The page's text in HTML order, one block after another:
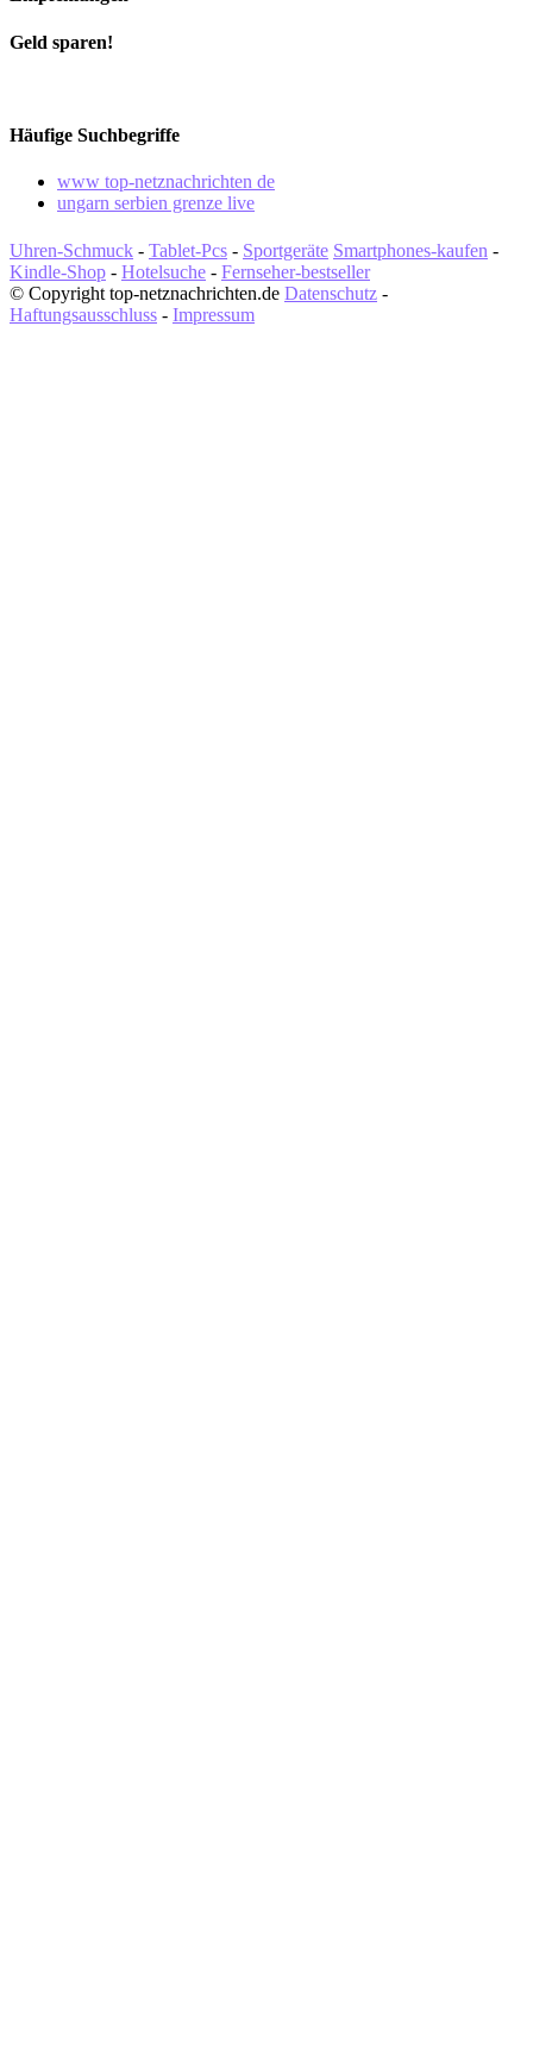
Geld sparen!
Häufige Suchbegriffe
www top-netznachrichten de
ungarn serbien grenze live
Uhren-Schmuck - Tablet-Pcs - Sportgeräte Smartphones-kaufen -
Kindle-Shop - Hotelsuche - Fernseher-bestseller
© Copyright top-netznachrichten.de Datenschutz -
Haftungsausschluss - Impressum